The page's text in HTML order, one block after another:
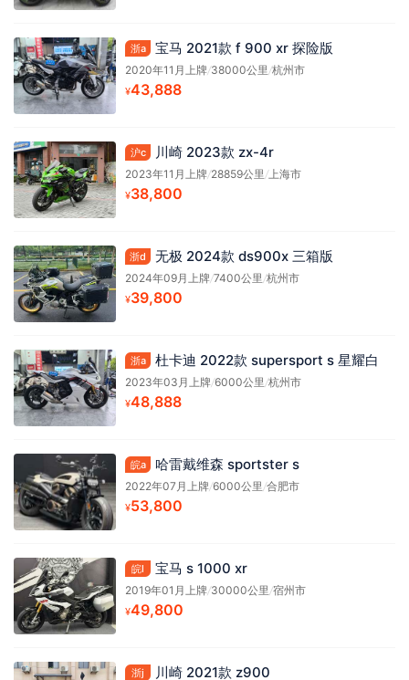
浙a 宝马 2021款 f 900 xr 探险版
2020年11月上牌/38000公里/杭州市
¥43,888
沪c 川崎 2023款 zx-4r
2023年11月上牌/28859公里/上海市
¥38,800
浙d 无极 2024款 ds900x 三箱版
2024年09月上牌/7400公里/杭州市
¥39,800
浙a 杜卡迪 2022款 supersport s 星耀白
2023年03月上牌/6000公里/杭州市
¥48,888
皖a 哈雷戴维森 sportster s
2022年07月上牌/6000公里/合肥市
¥53,800
皖l 宝马 s 1000 xr
2019年01月上牌/30000公里/宿州市
¥49,800
浙j 川崎 2021款 z900